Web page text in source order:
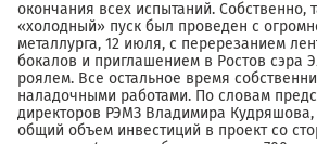
окончания всех испытаний. Собственно,
«холодный» пуск был проведен с
металлурга, 12 июля, с перерезанием
бокалов и приглашением в Ростов сэра
роялем. Все остальное время
наладочными работами. По словам
директоров РЭМЗ Владимира Кудряшова,
общий объем инвестиций в проект со